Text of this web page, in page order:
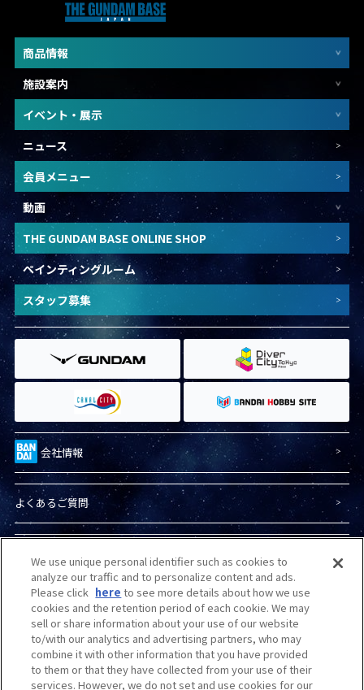
商品情報
施設案内
イベント・展示
ニュース
会員メニュー
動画
THE GUNDAM BASE ONLINE SHOP
ペインティングルーム
スタッフ募集
会社情報
よくあるご質問
プライバシーオプション
商品（ガンプラ）に関するお問い合わせ
We use unique personal identifier such as cookies to
analyze our traffic and to personalize content and ads.
Please click here to see more details about how we use
cookies and the retention period of each cookie. We may
sell or share information about your use of our website
to/with our analytics and advertising partners, who may
combine it with other information that you have provided
to them or that they have collected from your use of their
services. However, we do not set and use cookies for our